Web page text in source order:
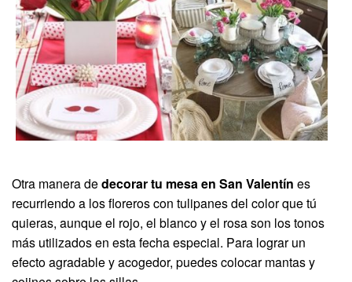
Otra manera dedecorar tu mesa en San Valentín es
recurriendo a los floreros con tulipanes del color que tú
quieras, aunque el rojo, el blanco y el rosa son los tonos
más utilizados en esta fecha especial. Para lograr un
efecto agradable y acogedor, puedes colocar mantas y